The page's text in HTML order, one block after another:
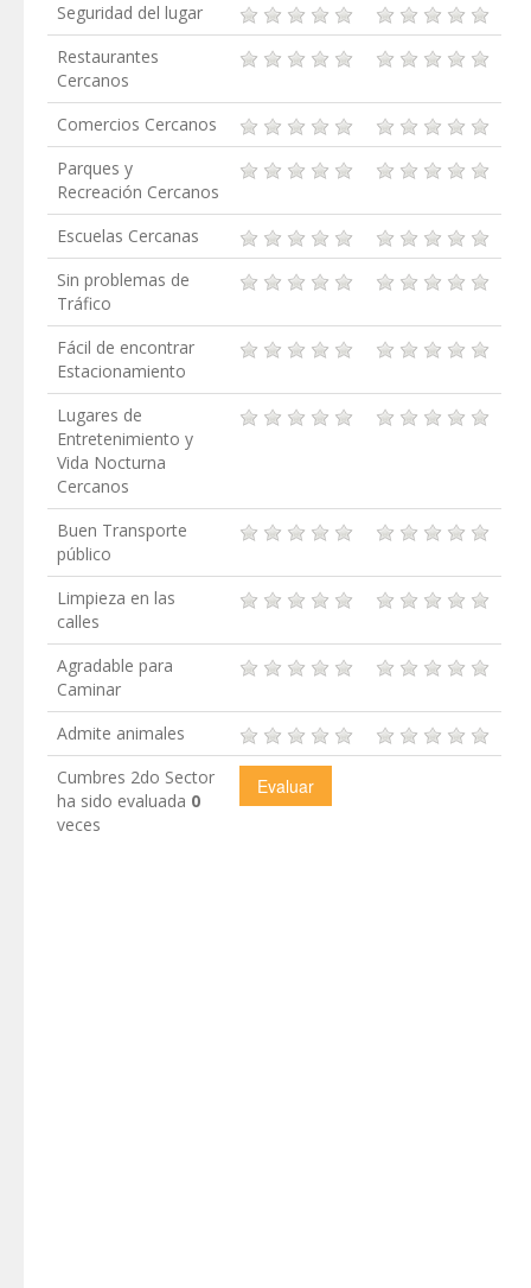
Seguridad del lugar
Restaurantes
Cercanos
Comercios Cercanos
Parques y
Recreación Cercanos
Escuelas Cercanas
Sin problemas de
Tráfico
Fácil de encontrar
Estacionamiento
Lugares de
Entretenimiento y
Vida Nocturna
Cercanos
Buen Transporte
público
Limpieza en las
calles
Agradable para
Caminar
Admite animales
Cumbres 2do Sector
ha sido evaluada 0
veces